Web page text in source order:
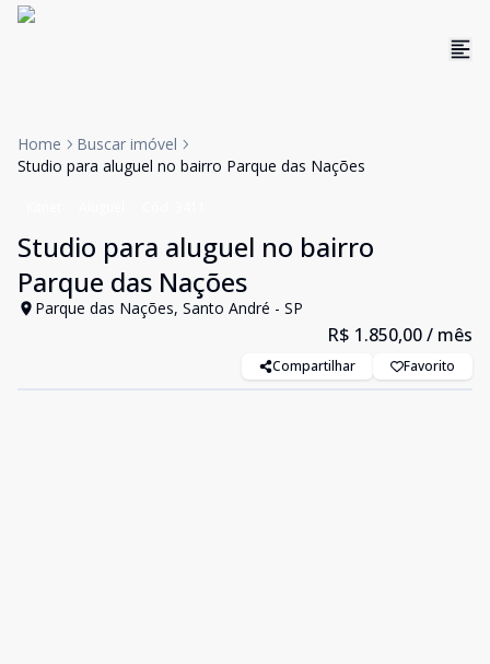
Home
Buscar imóvel
Studio para aluguel no bairro Parque das Nações
Studio para aluguel no bairro
Parque das Nações
Parque das Nações, Santo André - SP
R$ 1.850,00/ mês
Compartilhar Favorito